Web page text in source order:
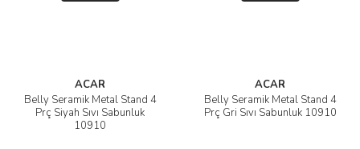
ACAR
Belly Seramik Metal Stand 4
Prç Siyah Sıvı Sabunluk
10910
ACAR
Belly Seramik Metal Stand 4
Prç Gri Sıvı Sabunluk 10910